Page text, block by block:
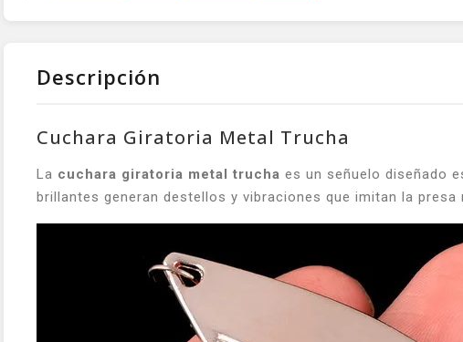
Descripción
Cuchara Giratoria Metal Trucha
La cuchara giratoria metal trucha es un señuelo diseñado
brillantes generan destellos y vibraciones que imitan la